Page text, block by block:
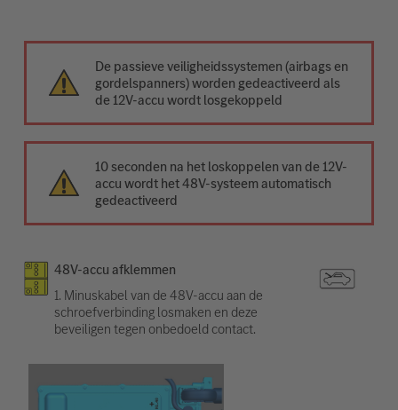
De passieve veiligheidssystemen (airbags en
gordelspanners) worden gedeactiveerd als
de 12V-accu wordt losgekoppeld
10 seconden na het loskoppelen van de 12V-
accu wordt het 48V-systeem automatisch
gedeactiveerd
48V-accu afklemmen
1. Minuskabel van de 48V-accu aan de
schroefverbinding losmaken en deze
beveiligen tegen onbedoeld contact.